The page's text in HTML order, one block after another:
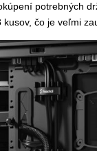
potrebných
kusov, čo je veľmi